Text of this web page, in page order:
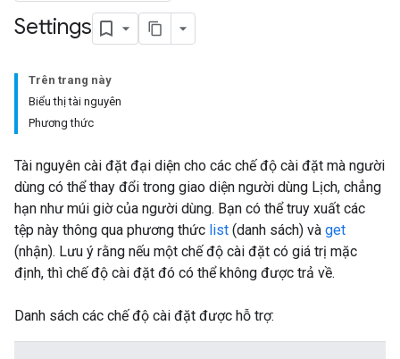
Settings
Trên trang này
Biểu thị tài nguyên
Phương thức
Tài nguyên cài đặt đại diện cho các chế độ cài đặt mà người
dùng có thể thay đổi trong giao diện người dùng Lịch, chẳng
hạn như múi giờ của người dùng. Bạn có thể truy xuất các
tệp này thông qua phương thức list (danh sách) và get
(nhận). Lưu ý rằng nếu một chế độ cài đặt có giá trị mặc
định, thì chế độ cài đặt đó có thể không được trả về.
Danh sách các chế độ cài đặt được hỗ trợ: